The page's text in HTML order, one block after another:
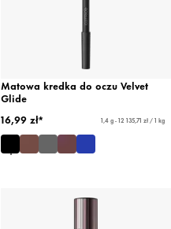
Matowa kredka do oczu Velvet
Glide
16,99 zł*
1,4 g - 12 135,71 zł / 1 kg